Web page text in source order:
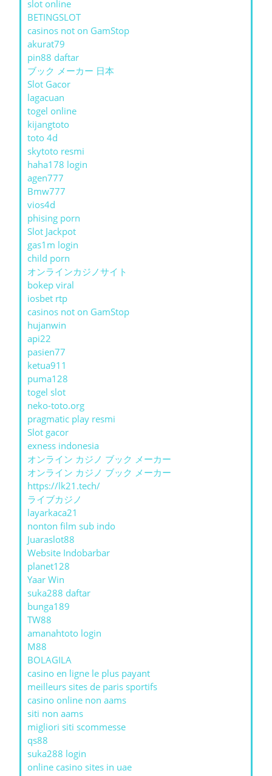
slot online
BETINGSLOT
casinos not on GamStop
akurat79
pin88 daftar
ブック メーカー 日本
Slot Gacor
lagacuan
togel online
kijangtoto
toto 4d
skytoto resmi
haha178 login
agen777
Bmw777
vios4d
phising porn
Slot Jackpot
gas1m login
child porn
オンラインカジノサイト
bokep viral
iosbet rtp
casinos not on GamStop
hujanwin
api22
pasien77
ketua911
puma128
togel slot
neko-toto.org
pragmatic play resmi
Slot gacor
exness indonesia
オンライン カジノ ブック メーカー
オンライン カジノ ブック メーカー
https://lk21.tech/
ライブカジノ
layarkaca21
nonton film sub indo
Juaraslot88
Website Indobarbar
planet128
Yaar Win
suka288 daftar
bunga189
TW88
amanahtoto login
M88
BOLAGILA
casino en ligne le plus payant
meilleurs sites de paris sportifs
casino online non aams
siti non aams
migliori siti scommesse
qs88
suka288 login
online casino sites in uae